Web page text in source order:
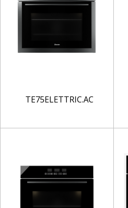
TE75ELETTRIC.AC